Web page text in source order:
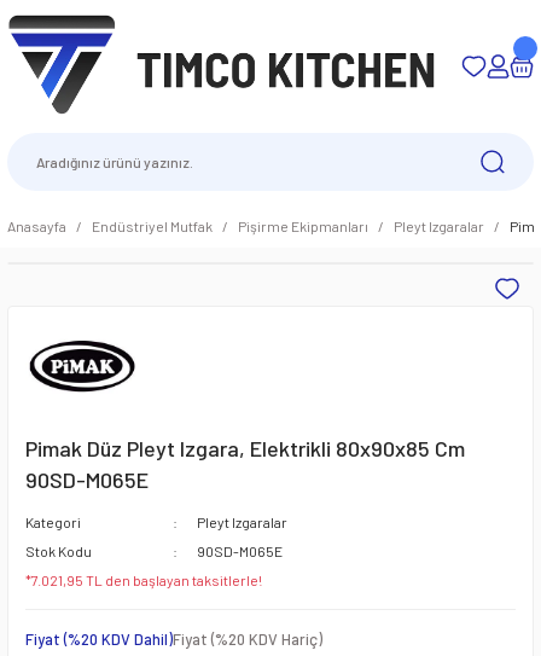
Anasayfa Endüstriyel Mutfak Pişirme Ekipmanları Pleyt Izgaralar
Pimak Düz Pleyt Izgara, Elektrikli 80x90x85 Cm
90SD-M065E
Kategori
Pleyt Izgaralar
Stok Kodu
90SD-M065E
*7.021,95 TL den başlayan taksitlerle!
Fiyat (%20 KDV Dahil)Fiyat (%20 KDV Hariç)